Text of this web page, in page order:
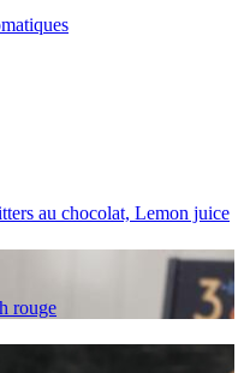
au chocolat, Lemon juice
rouge